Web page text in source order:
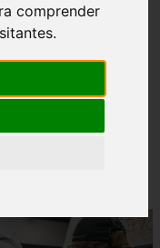
comprender
cúspide de la
social